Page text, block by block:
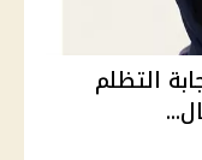
إجابة التظلم